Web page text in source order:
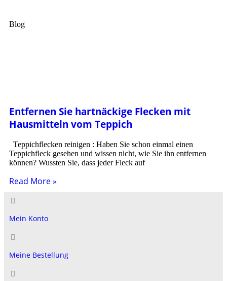
Blog
Entfernen Sie hartnäckige Flecken mit
Hausmitteln vom Teppich
Teppichflecken reinigen : Haben Sie schon einmal einen
Teppichfleck gesehen und wissen nicht, wie Sie ihn entfernen
können? Wussten Sie, dass jeder Fleck auf
Read More »
Mein Konto
Meine Bestellung